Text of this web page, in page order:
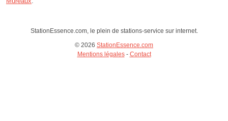
StationEssence.com, le plein de stations-service sur internet.
© 2026 StationEssence.com
Mentions légales- Contact